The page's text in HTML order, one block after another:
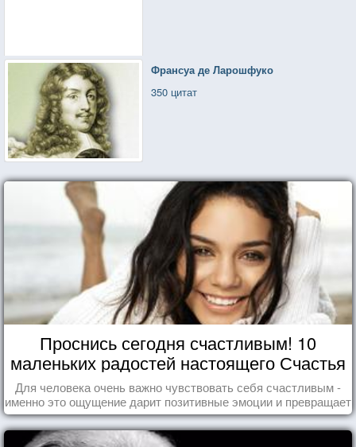
Франсуа де Ларошфуко
350 цитат
Проснись сегодня счастливым! 10
маленьких радостей настоящего Счастья
Для человека очень важно чувствовать себя счастливым -
именно это ощущение дарит позитивные эмоции и превращает
каждый день в маленький праздник.